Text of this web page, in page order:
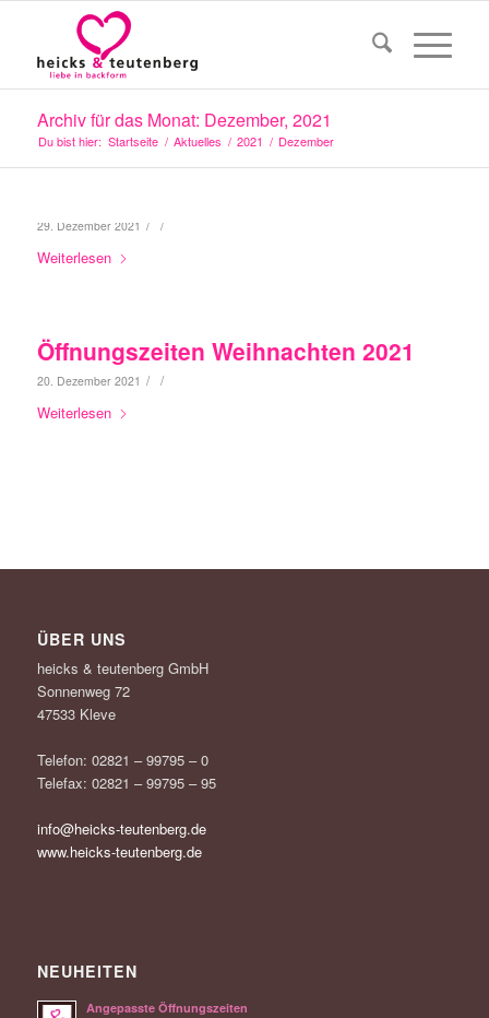
Archiv für das Monat: Dezember, 2021
Du bist hier: Startseite / Aktuelles / 2021 / Dezember
29. Dezember 2021 / /
Weiterlesen
Öffnungszeiten Weihnachten 2021
20. Dezember 2021 / /
Weiterlesen
ÜBER UNS
heicks & teutenberg GmbH
Sonnenweg 72
47533 Kleve
Telefon: 02821 – 99795 – 0
Telefax: 02821 – 99795 – 95
info@heicks-teutenberg.de
www.heicks-teutenberg.de
NEUHEITEN
Angepasste Öffnungszeiten